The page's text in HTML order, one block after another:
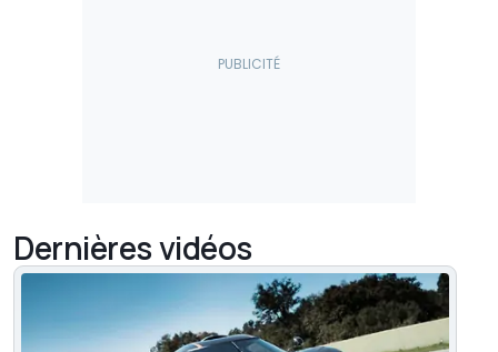
Dernières vidéos